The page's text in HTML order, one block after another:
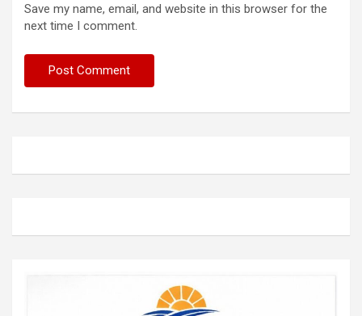
Save my name, email, and website in this browser for the
next time I comment.